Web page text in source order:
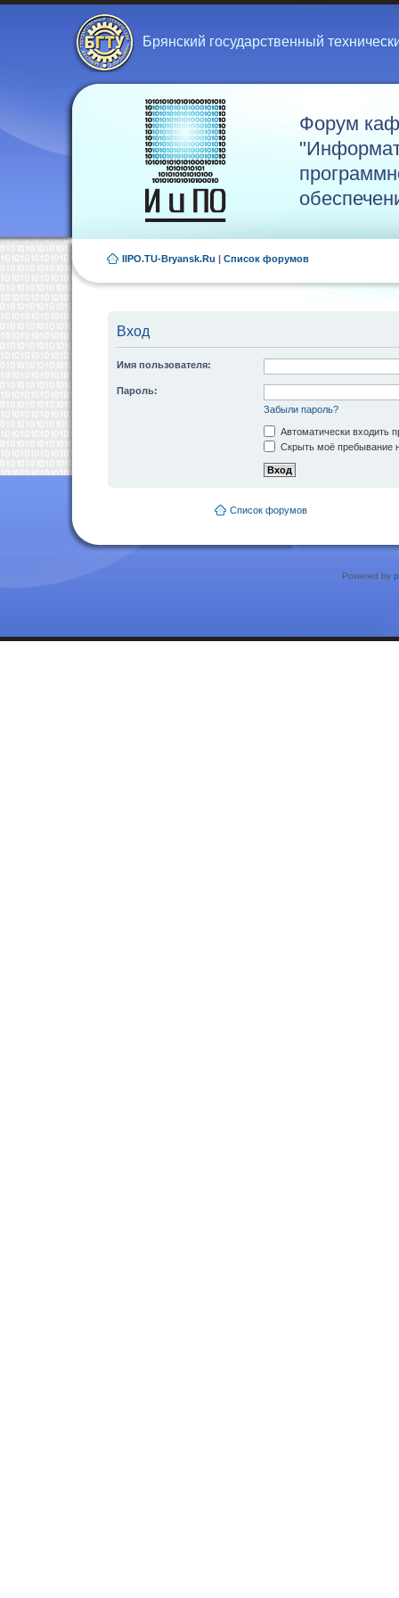
Брянский государственный
Форум
IIPO.TU-Bryansk.Ru | Список форумов
Вход
Имя пользователя:
Пароль:
Забыли пароль?
Автоматически входить
Скрыть моё пребывание
Список форумов
Powered by